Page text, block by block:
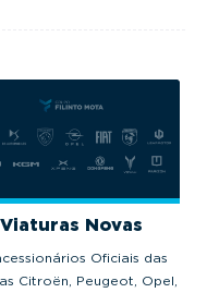
Viaturas Novas
Oficiais das
Citroën, Peugeot, Opel,